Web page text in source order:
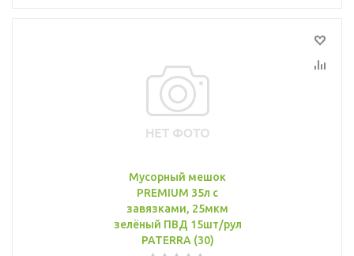
Мусорный мешок
PREMIUM 35л с
завязками, 25мкм
зелёный ПВД 15шт/рул
PATERRA (30)